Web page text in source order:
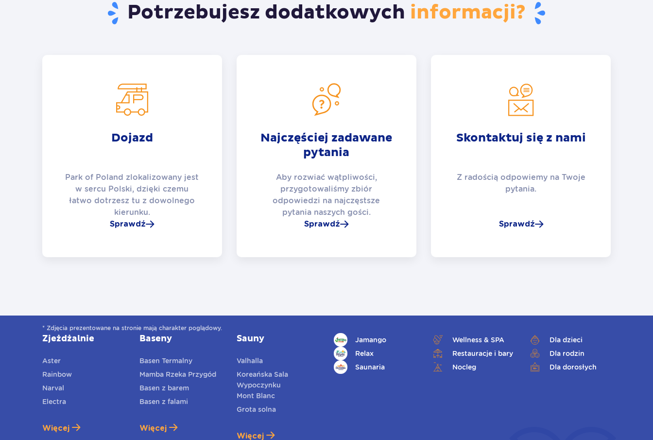
Potrzebujesz dodatkowych informacji?
Dojazd
Park of Poland zlokalizowany jest
w sercu Polski, dzięki czemu
łatwo dotrzesz tu z dowolnego
kierunku.
Sprawdź
Najczęściej zadawane
pytania
Aby rozwiać wątpliwości,
przygotowaliśmy zbiór
odpowiedzi na najczęstsze
pytania naszych gości.
Sprawdź
Skontaktuj się z nami
Z radością odpowiemy na Twoje
pytania.
Sprawdź
* Zdjęcia prezentowane na stronie mają charakter poglądowy.
Zjeżdżalnie
Aster
Rainbow
Narval
Electra
Więcej
Baseny
Basen Termalny
Mamba Rzeka Przygód
Basen z barem
Basen z falami
Więcej
Sauny
Valhalla
Koreańska Sala
Wypoczynku
Mont Blanc
Grota solna
Więcej
Jamango
Relax
Saunaria
Wellness & SPA
Restauracje i bary
Nocleg
Dla dzieci
Dla rodzin
Dla dorosłych